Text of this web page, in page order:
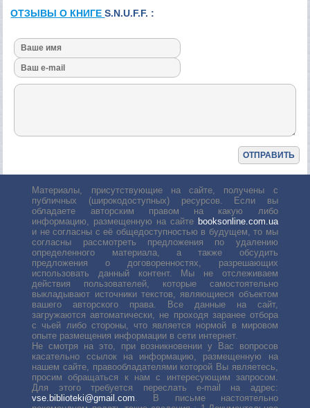
ОТЗЫВЫ О КНИГЕS.N.U.F.F. :
Материалы, присутствующие на сайте, получены с
публичных (широкодоступных) ресурсов. Если вы
обладаете авторским правом на какую либо
информацию, размещенную на сайте booksonline.com.ua
и не согласны с её общедоступностью в будущем, то мы
согласны рассмотреть предложения по удалению
определенного материала, а также обсудить
предложения о договоренностях, разрешающих
использовать данный контент. Мы не отслеживаем
действия пользователей, которые самостоятельно
выкладывают источники текстов, являющиеся объектом
вашего авторского права. Все данные на сайт,
загружаются автоматически, не проходя заранее отбора
с чьей либо стороны, что является нормой в мировом
опыте размещения информации в сети интернет.
Не смотря на это, при возникновении у Вас вопросов
касательно ссылок на информацию, размещенную на
нашем сайте, правообладателями которой Вы являетесь,
просим обращаться к нам с интересующим запросом.
Для этого требуется переслать е-mail на адрес:
vse.biblioteki@gmail.com. В письме настоятельно